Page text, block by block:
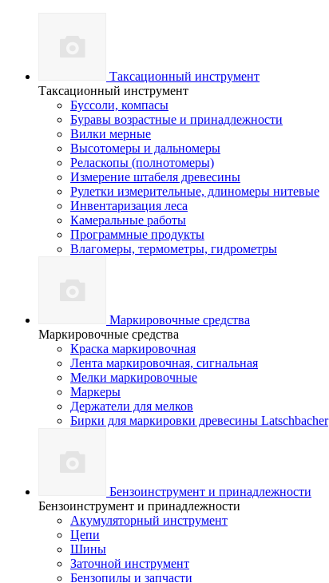
Таксационный инструмент
Таксационный инструмент
Буссоли, компасы
Буравы возрастные и принадлежности
Вилки мерные
Высотомеры и дальномеры
Реласкопы (полнотомеры)
Измерение штабеля древесины
Рулетки измерительные, длиномеры нитевые
Инвентаризация леса
Камеральные работы
Программные продукты
Влагомеры, термометры, гидрометры
Маркировочные средства
Маркировочные средства
Краска маркировочная
Лента маркировочная, сигнальная
Мелки маркировочные
Маркеры
Держатели для мелков
Бирки для маркировки древесины Latschbacher
Бензоинструмент и принадлежности
Бензоинструмент и принадлежности
Акумуляторный инструмент
Цепи
Шины
Заточной инструмент
Бензопилы и запчасти